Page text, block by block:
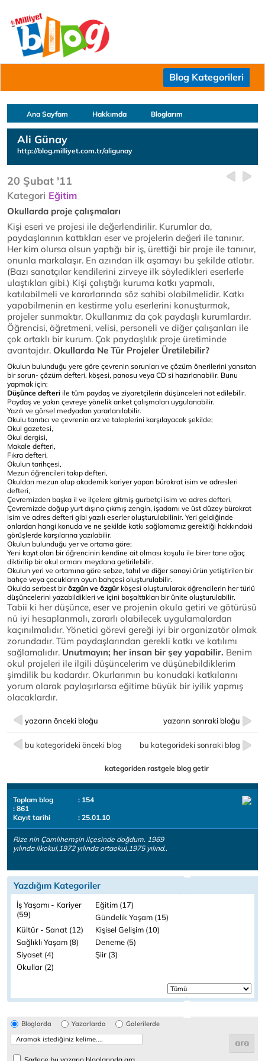
Blog Kategorileri
Ana Sayfam Hakkımda Bloglarım
Ali Günay
http://blog.milliyet.com.tr/aligunay
20 Şubat '11
Kategori Eğitim
Okullarda proje çalışmaları
Kişi eseri ve projesi ile değerlendirilir. Kurumlar da,
paydaşlarının kattıkları eser ve projelerin değeri ile tanınır.
Her kim olursa olsun yaptığı bir iş, ürettiği bir proje ile tanınır,
onunla markalaşır. En azından ilk aşamayı bu şekilde atlatır.
(Bazı sanatçılar kendilerini zirveye ilk söyledikleri eserlerle
ulaştıkları gibi.) Kişi çalıştığı kuruma katkı yapmalı,
katılabilmeli ve kararlarında söz sahibi olabilmelidir. Katkı
yapabilmenin en kestirme yolu eserlerini konuşturmak,
projeler sunmaktır. Okullarımız da çok paydaşlı kurumlardır.
Öğrencisi, öğretmeni, velisi, personeli ve diğer çalışanları ile
çok ortaklı bir kurum. Çok paydaşlılık proje üretiminde
avantajdır. Okullarda Ne Tür Projeler Üretilebilir?
Okulun bulunduğu yere göre çevrenin sorunları ve çözüm önerilerini yansıtan
bir sorun- çözüm defteri, köşesi, panosu veya CD si hazırlanabilir. Bunu
yapmak için;
Düşünce defteri ile tüm paydaş ve ziyaretçilerin düşünceleri not edilebilir.
Paydaş ve yakın çevreye yönelik anket çalışmaları uygulanabilir.
Yazılı ve görsel medyadan yararlanılabilir.
Okulu tanıtıcı ve çevrenin arz ve taleplerini karşılayacak şekilde;
Okul gazetesi,
Okul dergisi,
Makale defteri,
Fıkra defteri,
Okulun tarihçesi,
Mezun öğrencileri takıp defteri,
Okuldan mezun olup akademik kariyer yapan bürokrat isim ve adresleri
defteri,
Çevremizden başka il ve ilçelere gitmiş gurbetçi isim ve adres defteri,
Çevremizde doğup yurt dışına çıkmış zengin, işadamı ve üst düzey bürokrat
isim ve adres defteri gibi yazılı eserler oluşturulabilinir. Yeri geldiğinde
onlardan hangi konuda ve ne şekilde katkı sağlamamız gerektiği hakkındaki
görüşlerde karşılarına yazılabilir.
Okulun bulunduğu yer ve ortama göre;
Yeni kayıt olan bir öğrencinin kendine ait olması koşulu ile birer tane ağaç
diktirilip bir okul ormanı meydana getirilebilir.
Okulun yeri ve ortamına göre sebze, tahıl ve diğer sanayi ürün yetiştirilen bir
bahçe veya çocukların oyun bahçesi oluşturulabilir.
Okulda serbest birözgün ve özgür köşesi oluşturularak öğrencilerin her türlü
düşüncelerini yazabildikleri ve içini boşalttıkları bir ünite oluşturulabilir.
Tabii ki her düşünce, eser ve projenin okula getiri ve götürüsü
nü iyi hesaplanmalı, zararlı olabilecek uygulamalardan
kaçınılmalıdır. Yönetici görevi gereği iyi bir organizatör olmak
zorundadır. Tüm paydaşlarından gerekli katkı ve katılımı
sağlamalıdır. Unutmayın; her insan bir şey yapabilir. Benim
okul projeleri ile ilgili düşüncelerim ve düşünebildiklerim
şimdilik bu kadardır. Okurlarımın bu konudaki katkılarını
yorum olarak paylaşırlarsa eğitime büyük bir iyilik yapmış
olacaklardır.
yazarın önceki bloğu yazarın sonraki bloğu
bu kategorideki önceki blog bu kategorideki sonraki blog
kategoriden rastgele blog getir
Toplam blog
: 154
: 861
Kayıt tarihi
: 25.01.10
Rize nin Çamlıhemşin ilçesinde doğdum. 1969
yılında ilkokul,1972 yılında ortaokul,1975 yılınd..
Yazdığım Kategoriler
İş Yaşamı - Kariyer
(59)
Eğitim (17)
Gündelik Yaşam (15)
Kültür - Sanat (12)
Kişisel Gelişim (10)
Sağlıklı Yaşam (8)
Deneme (5)
Siyaset (4)
Şiir (3)
Okullar (2)
Bloglarda Yazarlarda Galerilerde